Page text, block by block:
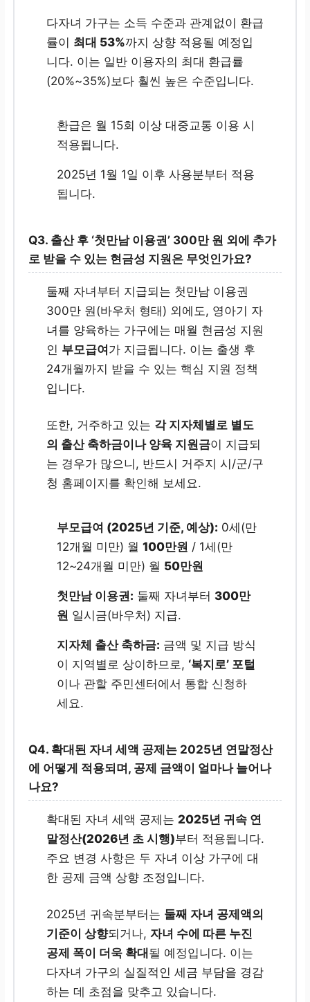
다자녀 가구는 소득 수준과 관계없이 환급
률이 최대 53%까지 상향 적용될 예정입
니다. 이는 일반 이용자의 최대 환급률
(20%~35%)보다 훨씬 높은 수준입니다.
환급은 월 15회 이상 대중교통 이용 시
적용됩니다.
2025년 1월 1일 이후 사용분부터 적용
됩니다.
Q3. 출산 후 ‘첫만남 이용권’ 300만 원 외에 추가
로 받을 수 있는 현금성 지원은 무엇인가요?
둘째 자녀부터 지급되는 첫만남 이용권
300만 원(바우처 형태) 외에도, 영아기 자
녀를 양육하는 가구에는 매월 현금성 지원
인 부모급여가 지급됩니다. 이는 출생 후
24개월까지 받을 수 있는 핵심 지원 정책
입니다.
또한, 거주하고 있는 각 지자체별로 별도
의 출산 축하금이나 양육 지원금이 지급되
는 경우가 많으니, 반드시 거주지 시/군/구
청 홈페이지를 확인해 보세요.
부모급여 (2025년 기준, 예상): 0세(만
12개월 미만) 월 100만원 / 1세(만
12~24개월 미만) 월 50만원
첫만남 이용권: 둘째 자녀부터 300만
원 일시금(바우처) 지급.
지자체 출산 축하금: 금액 및 지급 방식
이 지역별로 상이하므로, ‘복지로’ 포털
이나 관할 주민센터에서 통합 신청하
세요.
Q4. 확대된 자녀 세액 공제는 2025년 연말정산
에 어떻게 적용되며, 공제 금액이 얼마나 늘어나
나요?
확대된 자녀 세액 공제는 2025년 귀속 연
말정산(2026년 초 시행)부터 적용됩니다.
주요 변경 사항은 두 자녀 이상 가구에 대
한 공제 금액 상향 조정입니다.
2025년 귀속분부터는 둘째 자녀 공제액의
기준이 상향되거나, 자녀 수에 따른 누진
공제 폭이 더욱 확대 될 예정입니다. 이는
다자녀 가구의 실질적인 세금 부담을 경감
하는 데 초점을 맞추고 있습니다.